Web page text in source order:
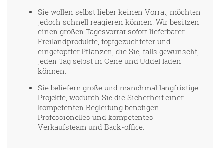
Sie wollen selbst lieber keinen Vorrat, möchten
jedoch schnell reagieren können. Wir besitzen
einen großen Tagesvorrat sofort lieferbarer
Freilandprodukte, topfgezüchteter und
eingetopfter Pflanzen, die Sie, falls gewünscht,
jeden Tag selbst in Oene und Uddel laden
können.
Sie beliefern große und manchmal langfristige
Projekte, wodurch Sie die Sicherheit einer
kompetenten Begleitung benötigen.
Professionelles und kompetentes
Verkaufsteam und Back-office.